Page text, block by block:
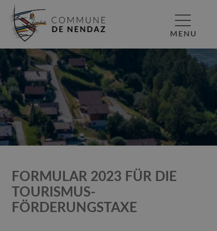
MENU
FORMULAR 2023 FÜR DIE
TOURISMUS-
FÖRDERUNGSTAXE